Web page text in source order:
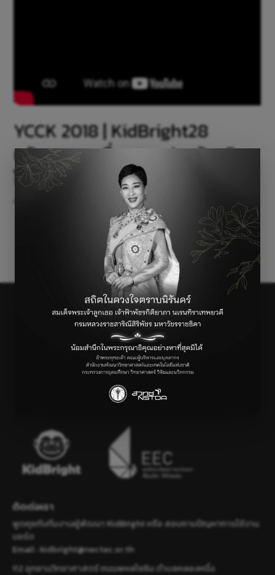
YCCK 2018 | KidBright28
นวัตกรรมเครื่องตากปลาอัจฉริยะ
โดยใช้บอร์ด KidBright
Activities
1 … 6 7
ติดต่อเรา
พูดคุยกับทีมงานผู้พัฒนา KidBright หรือ สอบถามปัญหาการใช้งาน
บอร์ด
Email : kidbright@nectec.or.th
112 อุทยานวิทยาศาสตร์ ถนนพหลโยธิน ตำบลคลองหนึ่ง